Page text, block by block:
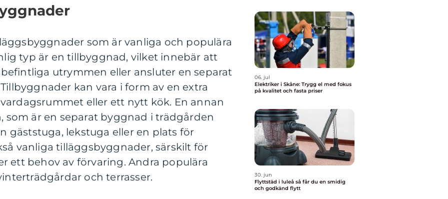
som är vanliga och populära
typ är en tillbyggnad, vilket innebär att
utrymmen eller ansluter en separat
kan vara i form av en extra
eller ett nytt kök. En annan
som är en separat byggnad i trädgården
gäststuga, lekstuga eller en plats för
vanliga tilläggsbyggnader, särskilt för
ett behov av förvaring. Andra populära
och terrasser.
06. jul
Elektriker i Skåne: Trygg el med fokus
på kvalitet och fasta priser
30. jun
Flyttstäd i luleå så får du en smidig
och godkänd flytt